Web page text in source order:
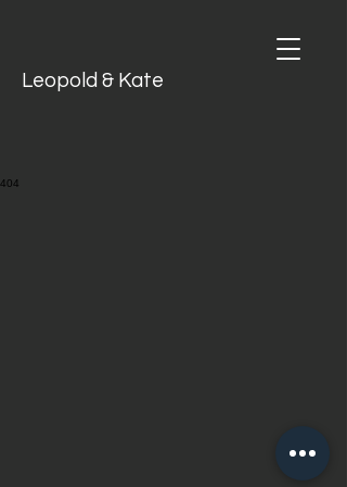
Leopold & Kate
404